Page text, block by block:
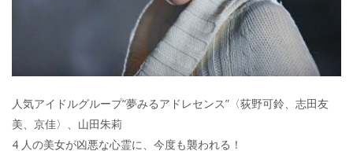
人気アイドルグループ“夢みるアドレセンス”〈荻野可鈴、志田友
美、京佳〉、山田朱莉
4 人の美女が凶悪な心霊に、今度も襲われる！